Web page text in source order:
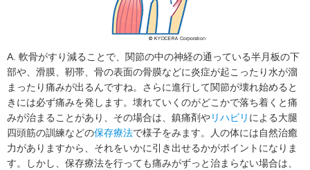
A. 軟骨がすり減ることで、関節の中の神経の通っている半月板の下
部や、滑膜、靭帯、骨の表面の骨膜などに炎症が起こったり水が溜
まったり痛みが出るんですね。さらに進行して関節が壊れ始めると
きには必ず痛みを発します。壊れていくのがどこかで落ち着くと痛
みが治まることがあり、その場合は、鎮痛剤やリハビリ による大腿
四頭筋の訓練などの保存療法で様子をみます。人の体には自然治癒
力がありますから、それをいかに引き出せるかがポイントになりま
す。しかし、保存療法を行っても痛みがずっと治まらない場合は、